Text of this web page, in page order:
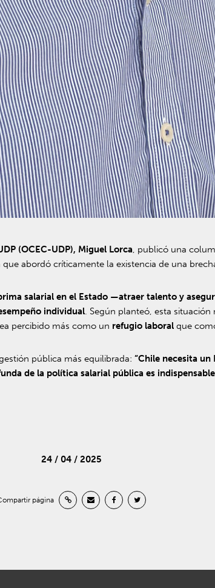
(OCEC-UDP), Miguel Lorca, publicó una
que abordó críticamente la existencia de una
salarial en el Estado —atraer talento y
individual. Según planteó, esta situación
percibido más como un refugio laboral que
pública más equilibrada:“Chile necesita
de la política salarial pública es indispensable
24 / 04 / 2025
página